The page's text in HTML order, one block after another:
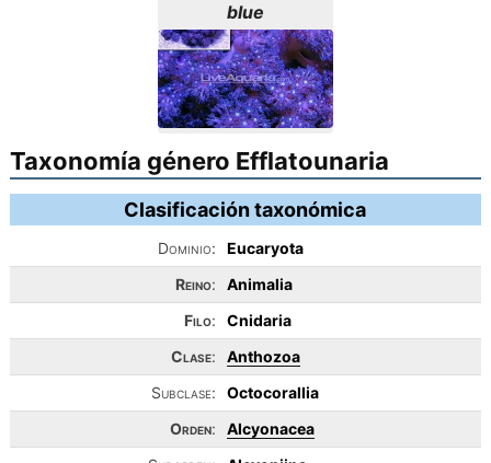
blue
Taxonomía género Efflatounaria
Clasificación taxonómica
Dominio:
Eucaryota
Reino:
Animalia
Filo:
Cnidaria
Clase:
Anthozoa
Subclase:
Octocorallia
Orden:
Alcyonacea